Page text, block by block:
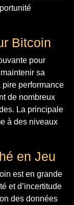
Bitcoin
pour
sa
pire performance
de nombreux
La principale
à des niveaux
en Jeu
est en grande
et d’incertitude
des données